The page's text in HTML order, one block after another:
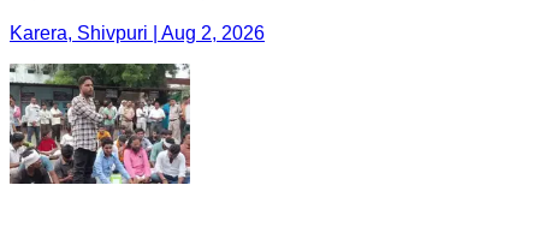
Karera, Shivpuri | Aug 2, 2026